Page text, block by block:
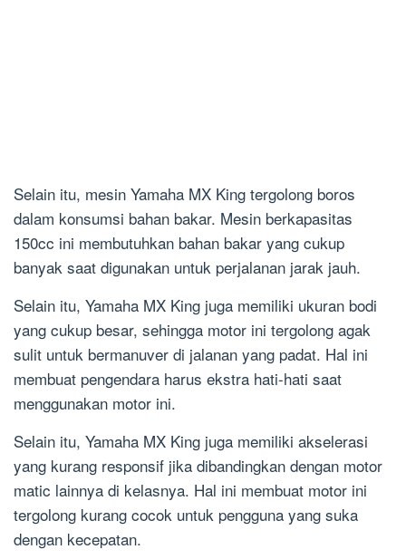
Selain itu, mesin Yamaha MX King tergolong boros
dalam konsumsi bahan bakar. Mesin berkapasitas
150cc ini membutuhkan bahan bakar yang cukup
banyak saat digunakan untuk perjalanan jarak jauh.
Selain itu, Yamaha MX King juga memiliki ukuran bodi
yang cukup besar, sehingga motor ini tergolong agak
sulit untuk bermanuver di jalanan yang padat. Hal ini
membuat pengendara harus ekstra hati-hati saat
menggunakan motor ini.
Selain itu, Yamaha MX King juga memiliki akselerasi
yang kurang responsif jika dibandingkan dengan motor
matic lainnya di kelasnya. Hal ini membuat motor ini
tergolong kurang cocok untuk pengguna yang suka
dengan kecepatan.